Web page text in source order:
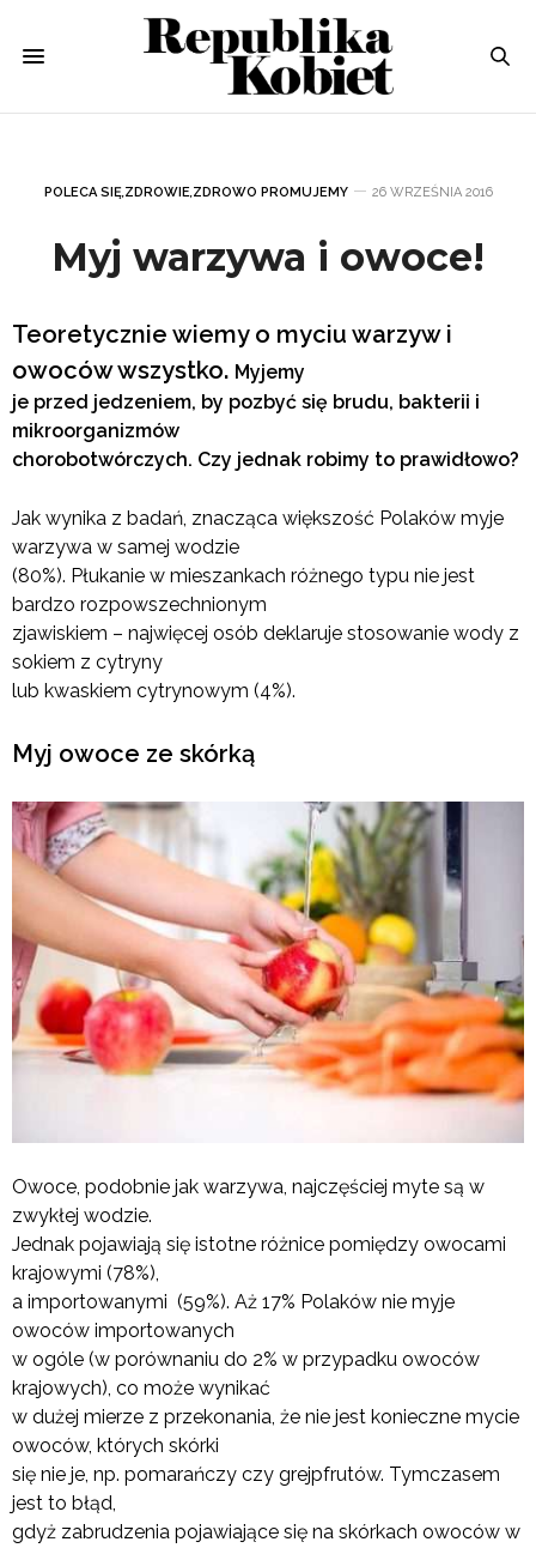
POLECA SIĘ,ZDROWIE,ZDROWO PROMUJEMY 26 WRZEŚNIA 2016
Myj warzywa i owoce!
Teoretycznie wiemy o myciu warzyw i
owoców wszystko. Myjemy
je przed jedzeniem, by pozbyć się brudu, bakterii i
mikroorganizmów
chorobotwórczych. Czy jednak robimy to prawidłowo?
Jak wynika z badań, znacząca większość Polaków myje
warzywa w samej wodzie
(80%). Płukanie w mieszankach różnego typu nie jest
bardzo rozpowszechnionym
zjawiskiem – najwięcej osób deklaruje stosowanie wody z
sokiem z cytryny
lub kwaskiem cytrynowym (4%).
Myj owoce ze skórką
Owoce, podobnie jak warzywa, najczęściej myte są w
zwykłej wodzie.
Jednak pojawiają się istotne różnice pomiędzy owocami
krajowymi (78%),
a importowanymi (59%). Aż 17% Polaków nie myje
owoców importowanych
w ogóle (w porównaniu do 2% w przypadku owoców
krajowych), co może wynikać
w dużej mierze z przekonania, że nie jest konieczne mycie
owoców, których skórki
się nie je, np. pomarańczy czy grejpfrutów. Tymczasem
jest to błąd,
gdyż zabrudzenia pojawiające się na skórkach owoców w